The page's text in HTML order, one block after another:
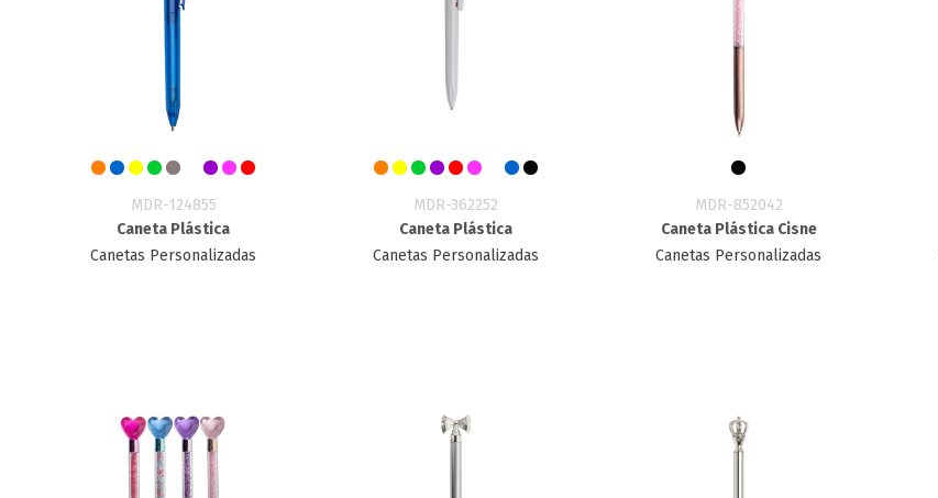
MDR-124855
Caneta Plástica
Canetas Personalizadas
MDR-362252
Caneta Plástica
Canetas Personalizadas
MDR-852042
Caneta Plástica Cisne
Canetas Personalizadas